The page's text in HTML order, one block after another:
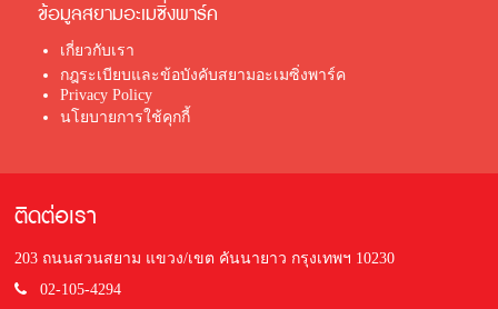
ข้อมูลสยามอะเมซิ่งพาร์ค
เกี่ยวกับเรา
กฎระเบียบและข้อบังคับสยามอะเมซิ่งพาร์ค
Privacy Policy
นโยบายการใช้คุกกี้
ติดต่อเรา
203 ถนนสวนสยาม แขวง/เขต คันนายาว กรุงเทพฯ 10230
02-105-4294